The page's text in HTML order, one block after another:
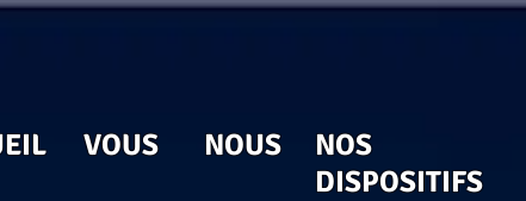
VOUS NOUS
NOS
DISPOSITIFS